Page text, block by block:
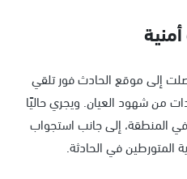
إلى موقع الحادث فور تلقي
من شهود العيان. ويجري حاليًا
المنطقة، إلى جانب استجواب
في الحادثة.